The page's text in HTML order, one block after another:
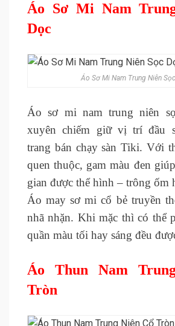
Áo Sơ Mi Nam
Dọc
Áo Sơ Mi Nam Trung Niên
Áo sơ mi nam trung niên
xuyên chiếm giữ vị trí đầu
trang bán chạy sàn Tiki. Với
quen thuộc, gam màu đen
gian được thể hình – trông ốm
Áo may sơ mi cổ bẻ truyền
nhã nhặn. Khi mặc thì có thể
quần màu tối hay sáng đều
Áo Thun Nam
Tròn